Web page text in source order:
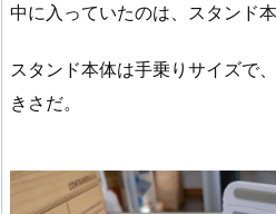
中に入っていたのは、スタンド本
スタンド本体は手乗りサイズで
きさだ。